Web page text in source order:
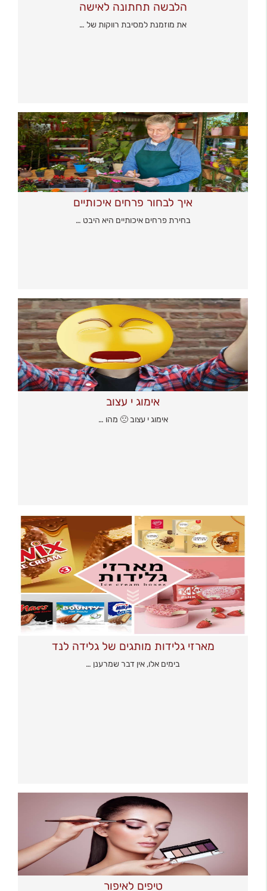
הלבשה תחתונה לאישה
את מוזמנת למסיבת רווקות של …
איך לבחור פרחים איכותיים
בחירת פרחים איכותיים היא היבט …
אימוג י עצוב
אימוג י עצוב 🙁 מהו …
מארזי גלידות מותגים של גלידה לנד
בימים אלו, אין דבר שמרענן …
טיפים לאיפור